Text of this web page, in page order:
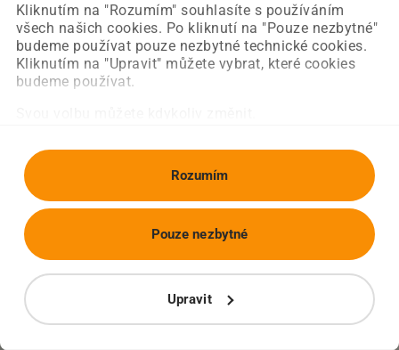
Kliknutím na "Rozumím" souhlasíte s používáním
všech našich cookies. Po kliknutí na "Pouze nezbytné"
budeme používat pouze nezbytné technické cookies.
Kliknutím na "Upravit" můžete vybrat, které cookies
budeme používat.
Rozumím
Upravit
Pouze nezbytné
Obnovit stránku Úvodní strana